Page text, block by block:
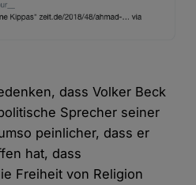
dass Volker Beck
Sprecher seiner
peinlicher, dass er
hat, dass
Freiheit von Religion